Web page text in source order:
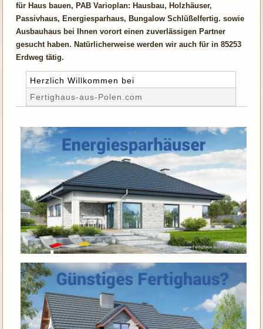
für Haus bauen, PAB Varioplan: Hausbau, Holzhäuser,
Passivhaus, Energiesparhaus, Bungalow Schlüßelfertig. sowie
Ausbauhaus bei Ihnen vorort einen zuverlässigen Partner
gesucht haben. Natürlicherweise werden wir auch für in 85253
Erdweg tätig.
Herzlich Willkommen bei
Fertighaus-aus-Polen.com